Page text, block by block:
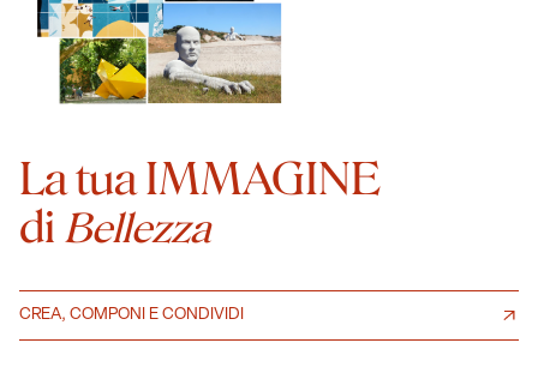
La tua IMMAGINE
di Bellezza
CREA, COMPONI E CONDIVIDI